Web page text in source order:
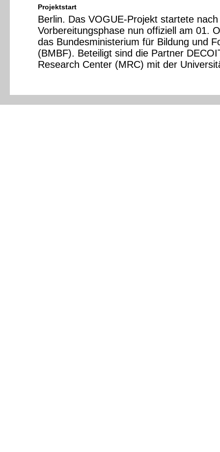
Projektstart
Berlin. Das VOGUE-Projekt startete
Vorbereitungsphase nun offiziell am 01.
das Bundesministerium für Bildung und
(BMBF). Beteiligt sind die Partner
Research Center (MRC) mit der